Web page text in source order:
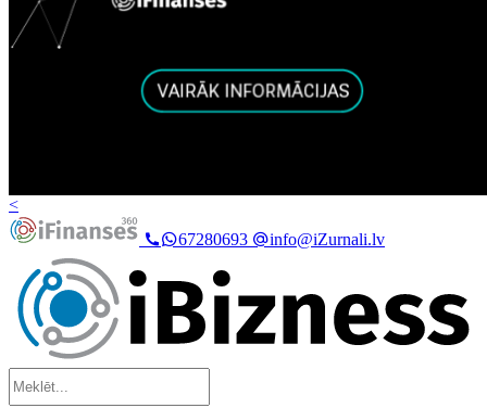
<
67280693
info@iZurnali.lv